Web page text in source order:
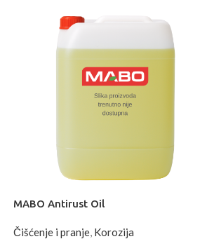
MABO Antirust Oil
Čišćenje i pranje, Korozija